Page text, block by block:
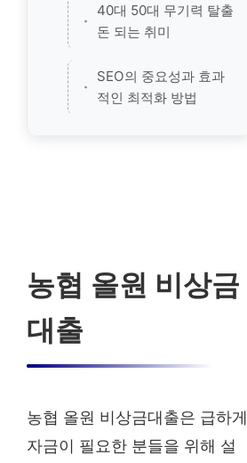
40대 50대 무기력 탈출
돈 되는 취미
SEO의 중요성과 효과
적인 최적화 방법
농협 올원 비상금
대출
농협 올원 비상금대출은 급하게
자금이 필요한 분들을 위해 설